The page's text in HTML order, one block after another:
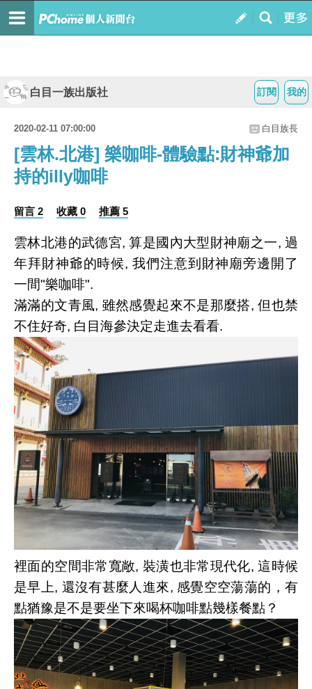
我的
訂閱
白目一族出版社
2020-02-11 07:00:00 白目族長
[雲林.北港] 樂咖啡-體驗點:財神爺加
持的illy咖啡
留言 2 收藏 0 推薦 5
雲林北港的武德宮, 算是國內大型財神廟之一, 過
年拜財神爺的時候, 我們注意到財神廟旁邊開了
一間"樂咖啡".
滿滿的文青風, 雖然感覺起來不是那麼搭, 但也禁
不住好奇, 白目海參決定走進去看看.
裡面的空間非常寬敞, 裝潢也非常現代化, 這時候
是早上, 還沒有甚麼人進來, 感覺空空蕩蕩的，有
點猶豫是不是要坐下來喝杯咖啡點幾樣餐點？